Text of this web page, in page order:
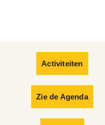
Activiteiten
Zie de Agenda